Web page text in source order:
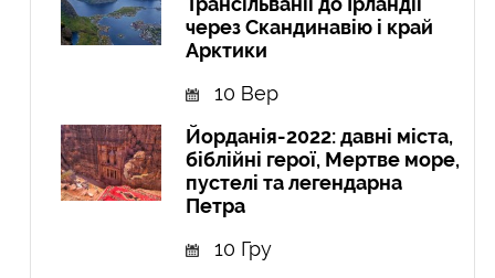
через Скандинавію і край
Арктики
10 Вер
Йорданія-2022: давні міста,
біблійні герої, Мертве море,
пустелі та легендарна
Петра
10 Гру